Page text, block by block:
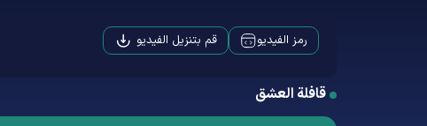
رمز الفيديو قم بتنزيل الفيديو
قافلة العشق